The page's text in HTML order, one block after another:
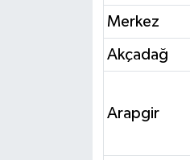
Merkez
Akçadağ
Arapgir